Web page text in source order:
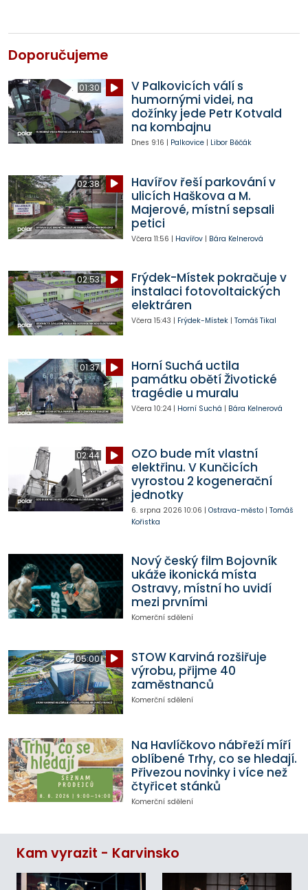
Doporučujeme
01:30
V Palkovicích válí s
humornými videi, na
dožínky jede Petr Kotvald
na kombajnu
Dnes 9:16 | Palkovice| Libor Běčák
02:38
Havířov řeší parkování v
ulicích Haškova a M.
Majerové, místní sepsali
petici
Včera 11:56 | Havířov| Bára Kelnerová
02:53
Frýdek-Místek pokračuje v
instalaci fotovoltaických
elektráren
Včera 15:43 | Frýdek-Místek| Tomáš Tikal
01:37
Horní Suchá uctila
památku obětí Životické
tragédie u muralu
Včera 10:24| Horní Suchá | Bára Kelnerová
02:44
OZO bude mít vlastní
elektřinu. V Kunčicích
vyrostou 2 kogenerační
jednotky
6. srpna 2026 10:06 | Ostrava-město| Tomáš
Kořistka
Nový český film Bojovník
ukáže ikonická místa
Ostravy, místní ho uvidí
mezi prvními
Komerční sdělení
05:00
STOW Karviná rozšiřuje
výrobu, přijme 40
zaměstnanců
Komerční sdělení
Na Havlíčkovo nábřeží míří
oblíbené Trhy, co se hledají.
Přivezou novinky i více než
čtyřicet stánků
Komerční sdělení
Kam vyrazit - Karvinsko